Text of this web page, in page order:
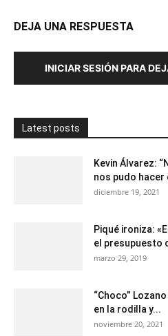
DEJA UNA RESPUESTA
INICIAR SESIÓN PARA
Latest posts
Kevin Álvarez:
nos pudo hacer
diciembre 19, 2021
Piqué ironiza:
el presupuesto
marzo 29, 2019
“Choco”
en la rodilla y...
noviembre 20, 2021